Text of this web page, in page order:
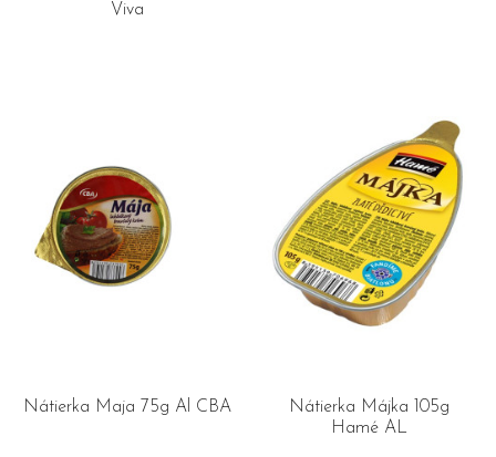
Viva
Nátierka Maja 75g Al CBA
Nátierka Májka 105g
Hamé AL